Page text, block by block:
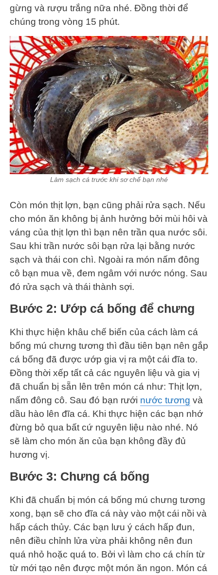
gừng và rượu trắng nữa nhé. Đồng thời để
chúng trong vòng 15 phút.
Làm sạch cá trước khi sơ chế bạn nhé
Còn món thịt lợn, bạn cũng phải rửa sạch. Nếu
cho món ăn không bị ảnh hưởng bởi mùi hôi và
váng của thịt lợn thì bạn nên trần qua nước sôi.
Sau khi trần nước sôi bạn rửa lại bằng nước
sạch và thái con chì. Ngoài ra món nấm đông
cô bạn mua về, đem ngâm với nước nóng. Sau
đó rửa sạch và thái thành sợi.
Bước 2: Ướp cá bống để chưng
Khi thực hiện khâu chế biến của cách làm cá
bống mú chưng tương thì đầu tiên bạn nên gắp
cá bống đã được ướp gia vị ra một cái đĩa to.
Đồng thời xếp tất cả các nguyên liệu và gia vị
đã chuẩn bị sẵn lên trên món cá như: Thịt lợn,
nấm đông cô. Sau đó bạn rưới nước tương và
dầu hào lên đĩa cá. Khi thực hiện các bạn nhớ
đừng bỏ qua bất cứ nguyên liệu nào nhé. Nó
sẽ làm cho món ăn của bạn không đầy đủ
hương vị.
Bước 3: Chưng cá bống
Khi đã chuẩn bị món cá bống mú chưng tương
xong, bạn sẽ cho đĩa cá này vào một cái nồi và
hấp cách thủy. Các bạn lưu ý cách hấp đun,
nên điều chỉnh lửa vừa phải không nên đun
quá nhỏ hoặc quá to. Bởi vì làm cho cá chín từ
từ mới tạo nên được một món ăn ngon. Món cá